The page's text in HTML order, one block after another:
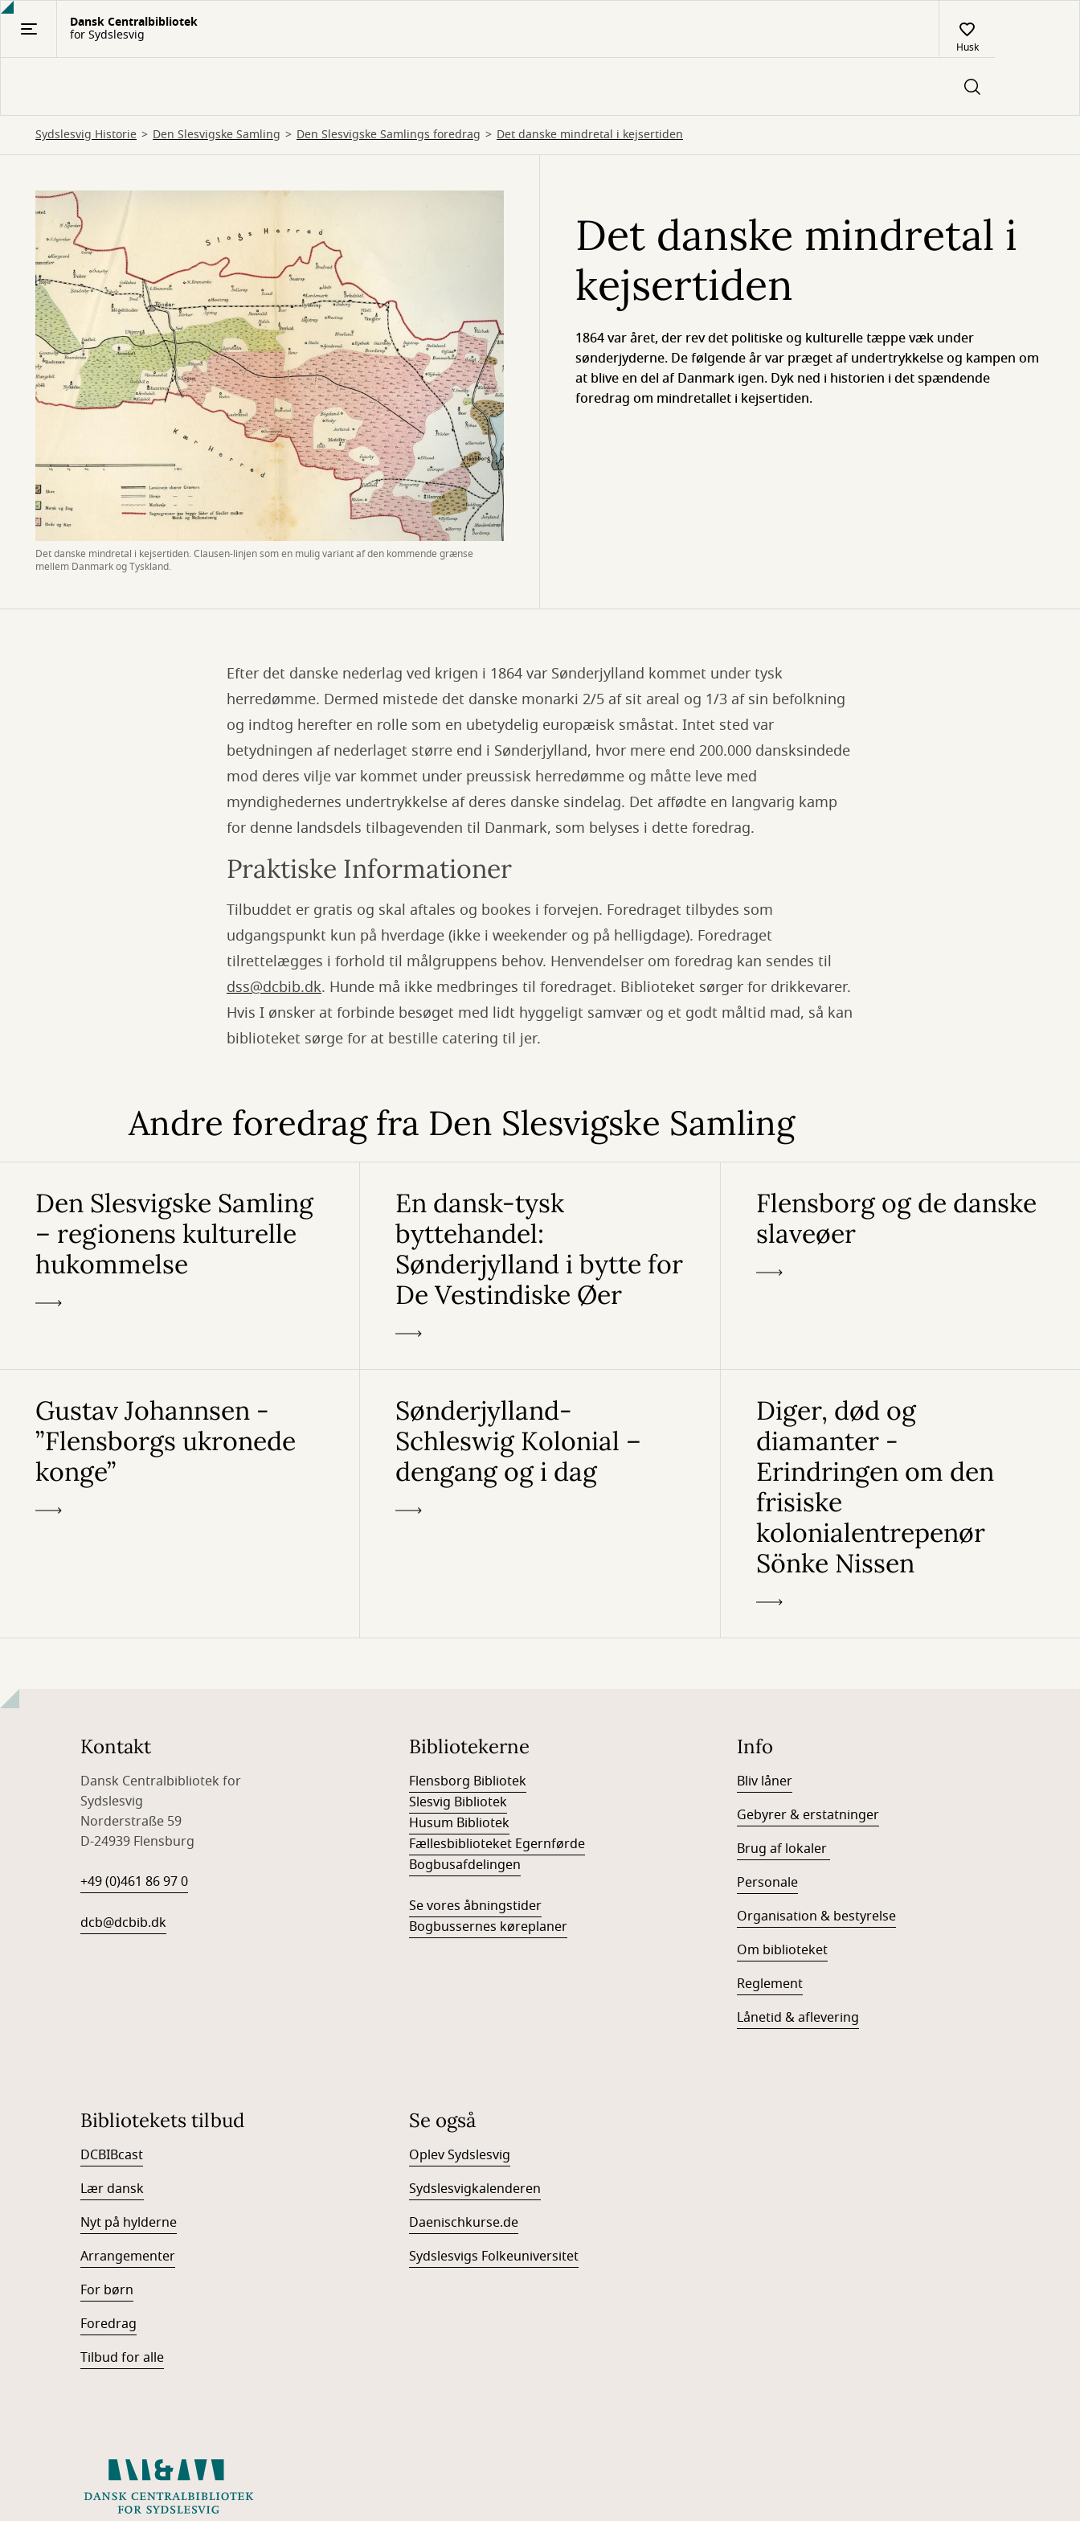
Gå
Dansk Centralbibliotek
for Sydslesvig
Husk
Sydslesvig Historie Den Slesvigske Samling Den Slesvigske Samlings foredrag Det danske mindretal i kejsertiden
danske
mindretal
kejsertiden
Det danske mindretal i kejsertiden. Clausen-linjen som en mulig variant af den kommende grænse
mellem Danmark og Tyskland.
Det danske mindretal i
kejsertiden
1864 var året, der rev det politiske og kulturelle tæppe væk under
sønderjyderne. De følgende år var præget af undertrykkelse og kampen om
at blive en del af Danmark igen. Dyk ned i historien i det spændende
foredrag om mindretallet i kejsertiden.
Efter det danske nederlag ved krigen i 1864 var Sønderjylland kommet under tysk
herredømme. Dermed mistede det danske monarki 2/5 af sit areal og 1/3 af sin befolkning
og indtog herefter en rolle som en ubetydelig europæisk småstat. Intet sted var
betydningen af nederlaget større end i Sønderjylland, hvor mere end 200.000 dansksindede
mod deres vilje var kommet under preussisk herredømme og måtte leve med
myndighedernes undertrykkelse af deres danske sindelag. Det affødte en langvarig kamp
for denne landsdels tilbagevenden til Danmark, som belyses i dette foredrag.
Praktiske Informationer
Tilbuddet er gratis og skal aftales og bookes i forvejen. Foredraget tilbydes som
udgangspunkt kun på hverdage (ikke i weekender og på helligdage). Foredraget
tilrettelægges i forhold til målgruppens behov. Henvendelser om foredrag kan sendes til
dss@dcbib.dk. Hunde må ikke medbringes til foredraget. Biblioteket sørger for drikkevarer.
Hvis I ønsker at forbinde besøget med lidt hyggeligt samvær og et godt måltid mad, så kan
biblioteket sørge for at bestille catering til jer.
Andre foredrag fra Den Slesvigske Samling
Den Slesvigske Samling
– regionens kulturelle
hukommelse
En dansk-tysk
byttehandel:
Sønderjylland i bytte for
De Vestindiske Øer
Flensborg og de danske
slaveøer
Gustav Johannsen -
”Flensborgs ukronede
konge”
Sønderjylland-
Schleswig Kolonial –
dengang og i dag
Diger, død og
diamanter -
Erindringen om den
frisiske
kolonialentrepenør
Sönke Nissen
Kontakt
Dansk Centralbibliotek for
Sydslesvig
Norderstraße 59
D-24939 Flensburg
+49 (0)461 86 97 0
dcb@dcbib.dk
Bibliotekerne
Flensborg Bibliotek
Slesvig Bibliotek
Husum Bibliotek
Fællesbiblioteket Egernførde
Bogbusafdelingen
Se vores åbningstider
Bogbussernes køreplaner
Info
Bliv låner
Gebyrer & erstatninger
Brug af lokaler
Personale
Organisation & bestyrelse
Om biblioteket
Reglement
Lånetid & aflevering
Bibliotekets tilbud
DCBIBcast
Lær dansk
Nyt på hylderne
Arrangementer
For børn
Foredrag
Tilbud for alle
Se også
Oplev Sydslesvig
Sydslesvigkalenderen
Daenischkurse.de
Sydslesvigs Folkeuniversitet